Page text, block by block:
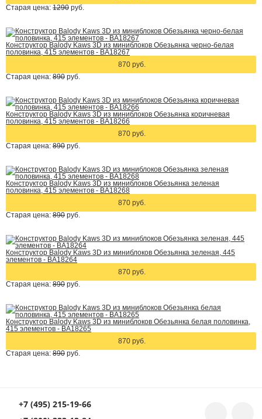
Старая цена: 1290 руб.
Конструктор Balody Kaws 3D из миниблоков Обезьянка черно-белая
половинка, 415 элементов - BA18267
870 руб.
Старая цена: 890 руб.
Конструктор Balody Kaws 3D из миниблоков Обезьянка коричневая
половинка, 415 элементов - BA18266
870 руб.
Старая цена: 890 руб.
Конструктор Balody Kaws 3D из миниблоков Обезьянка зеленая
половинка, 415 элементов - BA18268
870 руб.
Старая цена: 890 руб.
Конструктор Balody Kaws 3D из миниблоков Обезьянка зеленая, 445
элементов - BA18264
870 руб.
Старая цена: 890 руб.
Конструктор Balody Kaws 3D из миниблоков Обезьянка белая половинка,
415 элементов - BA18265
870 руб.
Старая цена: 890 руб.
+7 (495) 215-19-66